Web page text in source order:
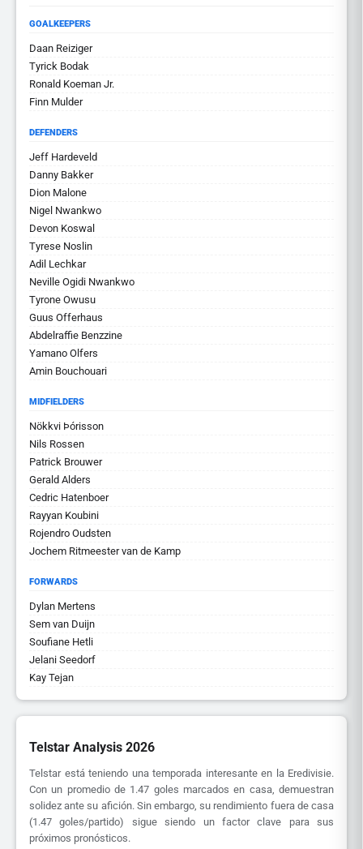
GOALKEEPERS
Daan Reiziger
Tyrick Bodak
Ronald Koeman Jr.
Finn Mulder
DEFENDERS
Jeff Hardeveld
Danny Bakker
Dion Malone
Nigel Nwankwo
Devon Koswal
Tyrese Noslin
Adil Lechkar
Neville Ogidi Nwankwo
Tyrone Owusu
Guus Offerhaus
Abdelraffie Benzzine
Yamano Olfers
Amin Bouchouari
MIDFIELDERS
Nökkvi Þórisson
Nils Rossen
Patrick Brouwer
Gerald Alders
Cedric Hatenboer
Rayyan Koubini
Rojendro Oudsten
Jochem Ritmeester van de Kamp
FORWARDS
Dylan Mertens
Sem van Duijn
Soufiane Hetli
Jelani Seedorf
Kay Tejan
Telstar Analysis 2026
Telstar está teniendo una temporada interesante en la Eredivisie.
Con un promedio de 1.47 goles marcados en casa, demuestran
solidez ante su afición. Sin embargo, su rendimiento fuera de casa
(1.47 goles/partido) sigue siendo un factor clave para sus
próximos pronósticos.